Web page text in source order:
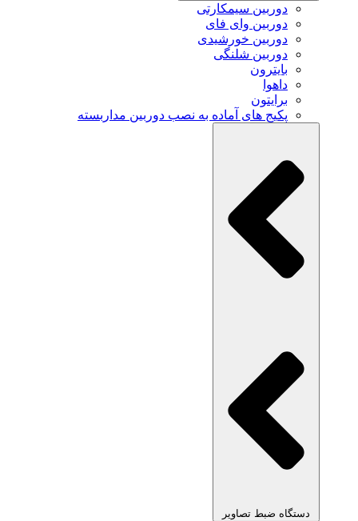
دوربین سیمکارتی
دوربین وای فای
دوربین خورشیدی
دوربین شلنگی
بایترون
داهوا
برایتون
پکیج های آماده به نصب دوربین مداربسته
دستگاه ضبط تصاویر